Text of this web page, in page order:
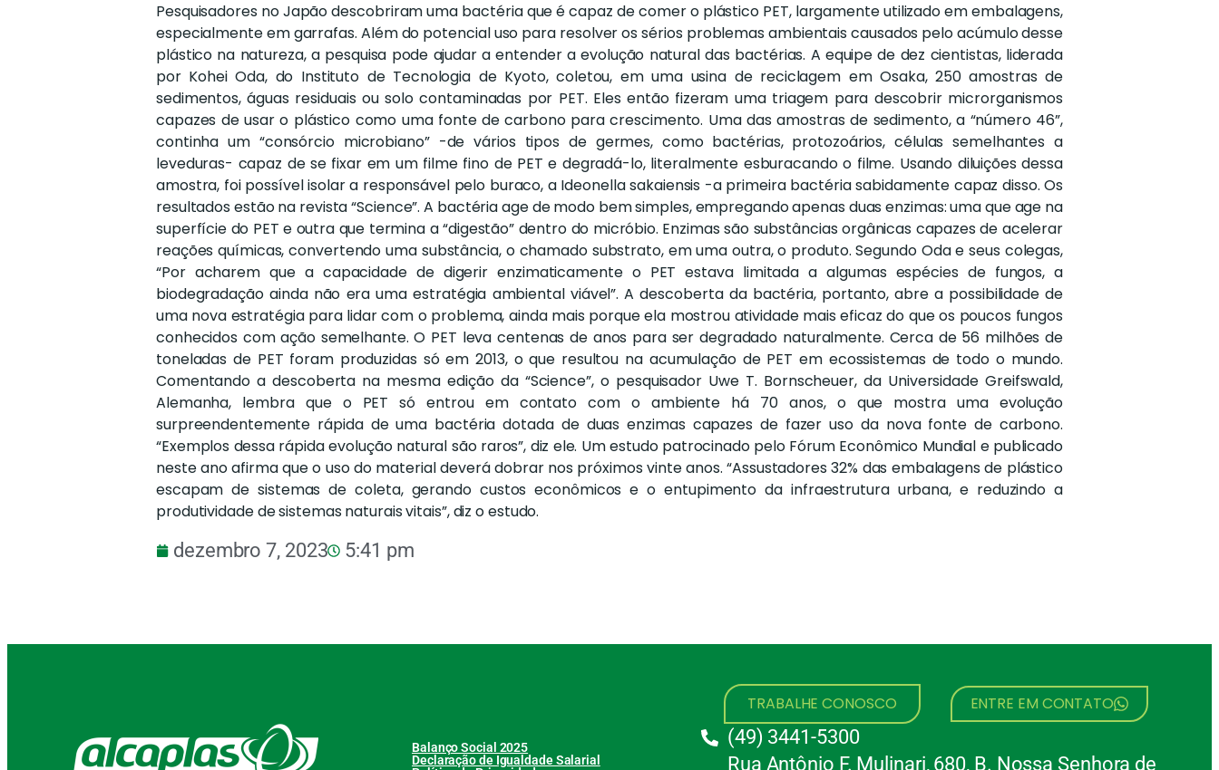
Pesquisadores no Japão descobriram uma bactéria que é capaz de comer o plástico PET, largamente utilizado em embalagens,
especialmente em garrafas. Além do potencial uso para resolver os sérios problemas ambientais causados pelo acúmulo desse
plástico na natureza, a pesquisa pode ajudar a entender a evolução natural das bactérias. A equipe de dez cientistas, liderada
por Kohei Oda, do Instituto de Tecnologia de Kyoto, coletou, em uma usina de reciclagem em Osaka, 250 amostras de
sedimentos, águas residuais ou solo contaminadas por PET. Eles então fizeram uma triagem para descobrir microrganismos
capazes de usar o plástico como uma fonte de carbono para crescimento. Uma das amostras de sedimento, a “número 46”,
continha um “consórcio microbiano” -de vários tipos de germes, como bactérias, protozoários, células semelhantes a
leveduras- capaz de se fixar em um filme fino de PET e degradá-lo, literalmente esburacando o filme. Usando diluições dessa
amostra, foi possível isolar a responsável pelo buraco, a Ideonella sakaiensis -a primeira bactéria sabidamente capaz disso. Os
resultados estão na revista “Science”. A bactéria age de modo bem simples, empregando apenas duas enzimas: uma que age na
superfície do PET e outra que termina a “digestão” dentro do micróbio. Enzimas são substâncias orgânicas capazes de acelerar
reações químicas, convertendo uma substância, o chamado substrato, em uma outra, o produto. Segundo Oda e seus colegas,
“Por acharem que a capacidade de digerir enzimaticamente o PET estava limitada a algumas espécies de fungos, a
biodegradação ainda não era uma estratégia ambiental viável”. A descoberta da bactéria, portanto, abre a possibilidade de
uma nova estratégia para lidar com o problema, ainda mais porque ela mostrou atividade mais eficaz do que os poucos fungos
conhecidos com ação semelhante. O PET leva centenas de anos para ser degradado naturalmente. Cerca de 56 milhões de
toneladas de PET foram produzidas só em 2013, o que resultou na acumulação de PET em ecossistemas de todo o mundo.
Comentando a descoberta na mesma edição da “Science”, o pesquisador Uwe T. Bornscheuer, da Universidade Greifswald,
Alemanha, lembra que o PET só entrou em contato com o ambiente há 70 anos, o que mostra uma evolução
surpreendentemente rápida de uma bactéria dotada de duas enzimas capazes de fazer uso da nova fonte de carbono.
“Exemplos dessa rápida evolução natural são raros”, diz ele. Um estudo patrocinado pelo Fórum Econômico Mundial e publicado
neste ano afirma que o uso do material deverá dobrar nos próximos vinte anos. “Assustadores 32% das embalagens de plástico
escapam de sistemas de coleta, gerando custos econômicos e o entupimento da infraestrutura urbana, e reduzindo a
produtividade de sistemas naturais vitais”, diz o estudo.
dezembro 7, 2023 5:41 pm
Balanço Social 2025
Declaração de Igualdade Salarial
TRABALHE CONOSCO ENTRE EM CONTATO
(49) 3441-5300
Rua Antônio F. Mulinari, 680, B. Nossa Senhora de